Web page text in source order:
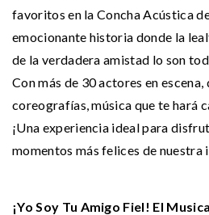
favoritos en la Concha Acústica
emocionante historia donde la
de la verdadera amistad lo son
Con más de 30 actores en
coreografías, música que te hará
¡Una experiencia ideal para
momentos más felices de nuestra
¡Yo Soy Tu Amigo Fiel! El